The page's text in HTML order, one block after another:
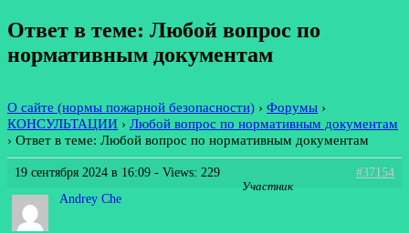
Ответ в теме: Любой вопрос по
нормативным документам
О сайте (нормы пожарной безопасности) › Форумы ›
КОНСУЛЬТАЦИИ › Любой вопрос по нормативным документам
› Ответ в теме: Любой вопрос по нормативным документам
19 сентября 2024 в 16:09 - Views: 229
#37154
Andrey Che
Участник